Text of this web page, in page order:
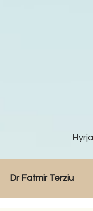
Hyrja
Dr Fatmir Terziu